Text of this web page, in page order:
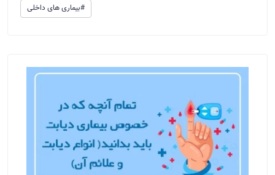
#بیماری های داخلی